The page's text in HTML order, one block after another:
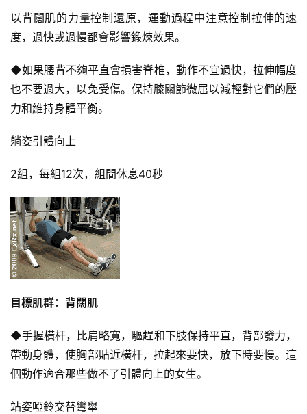
以背闊肌的力量控制還原，運動過程中注意控制拉伸的速
度，過快或過慢都會影響鍛煉效果。
◆如果腰背不夠平直會損害脊椎，動作不宜過快，拉伸幅度
也不要過大，以免受傷。保持膝關節微屈以減輕對它們的壓
力和維持身體平衡。
躺姿引體向上
2組，每組12次，組間休息40秒
目標肌群：背闊肌
◆手握橫杆，比肩略寬，驅趕和下肢保持平直，背部發力，
帶動身體，使胸部貼近橫杆，拉起來要快，放下時要慢。這
個動作適合那些做不了引體向上的女生。
站姿啞鈴交替彎舉